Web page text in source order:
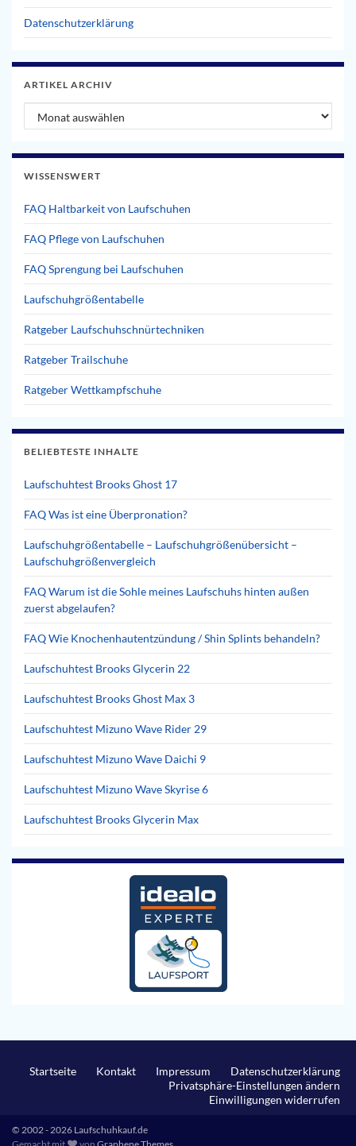
Datenschutzerklärung
ARTIKEL ARCHIV
Artikel Archiv
WISSENSWERT
FAQ Haltbarkeit von Laufschuhen
FAQ Pflege von Laufschuhen
FAQ Sprengung bei Laufschuhen
Laufschuhgrößentabelle
Ratgeber Laufschuhschnürtechniken
Ratgeber Trailschuhe
Ratgeber Wettkampfschuhe
BELIEBTESTE INHALTE
Laufschuhtest Brooks Ghost 17
FAQ Was ist eine Überpronation?
Laufschuhgrößentabelle – Laufschuhgrößenübersicht –
Laufschuhgrößenvergleich
FAQ Warum ist die Sohle meines Laufschuhs hinten außen
zuerst abgelaufen?
FAQ Wie Knochenhautentzündung / Shin Splints behandeln?
Laufschuhtest Brooks Glycerin 22
Laufschuhtest Brooks Ghost Max 3
Laufschuhtest Mizuno Wave Rider 29
Laufschuhtest Mizuno Wave Daichi 9
Laufschuhtest Mizuno Wave Skyrise 6
Laufschuhtest Brooks Glycerin Max
Startseite Kontakt Impressum
Datenschutzerklärung
Privatsphäre-Einstellungen ändern
Einwilligungen widerrufen
© 2002 - 2026 Laufschuhkauf.de